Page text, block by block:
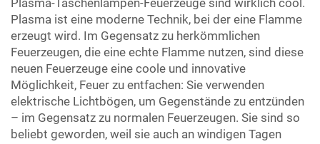
Plasma-Taschenlampen-Feuerzeuge sind wirklich cool.
Plasma ist eine moderne Technik, bei der eine Flamme
erzeugt wird. Im Gegensatz zu herkömmlichen
Feuerzeugen, die eine echte Flamme nutzen, sind diese
neuen Feuerzeuge eine coole und innovative
Möglichkeit, Feuer zu entfachen: Sie verwenden
elektrische Lichtbögen, um Gegenstände zu entzünden
– im Gegensatz zu normalen Feuerzeugen. Sie sind so
beliebt geworden, weil sie auch an windigen Tagen